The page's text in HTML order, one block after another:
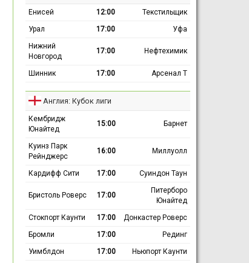
Енисей 12:00
Текстильщик
Урал
17:00
Уфа
Нижний
Новгород
17:00 Нефтехимик
Шинник 17:00 Арсенал Т
Англия: Кубок лиги
Кембридж
Юнайтед
15:00 Барнет
Куинз Парк
Рейнджерс
16:00 Миллуолл
Кардифф Сити 17:00 Суиндон Таун
Бристоль Роверс 17:00
Питерборо
Юнайтед
Стокпорт Каунти
17:00
Донкастер Роверс
Бромли
17:00
Рединг
Уимблдон
17:00
Ньюпорт Каунти